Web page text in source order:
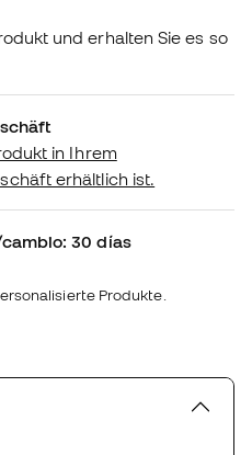
und erhalten Sie es so
in Ihrem
erhältlich ist.
30 días
Produkte.